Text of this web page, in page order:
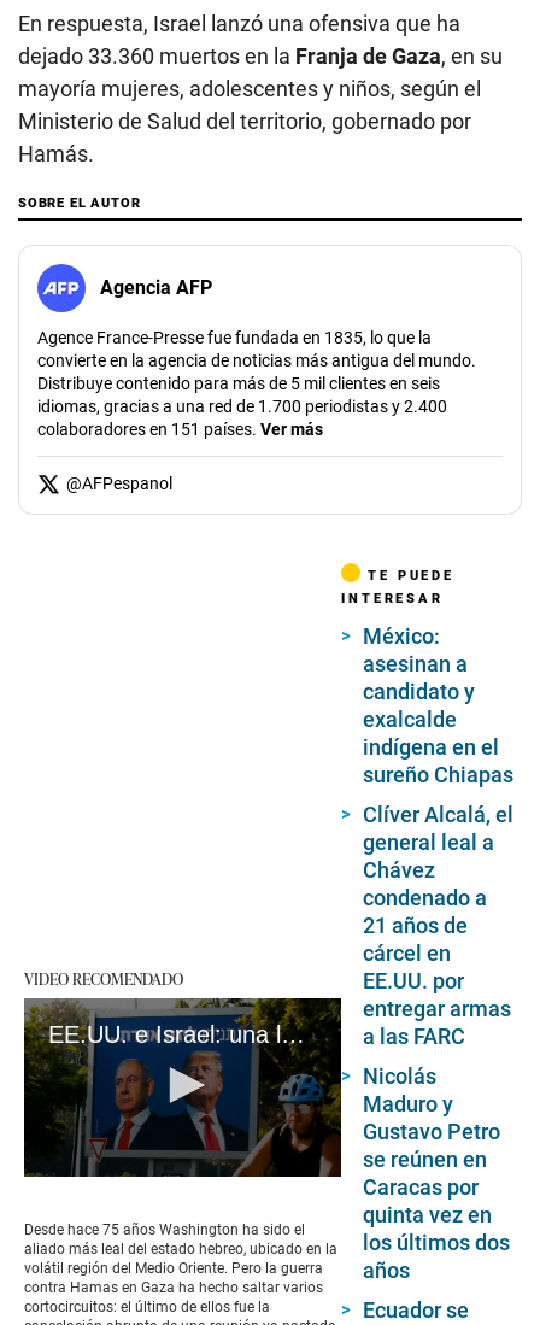
En respuesta, Israel lanzó una ofensiva que ha
dejado 33.360 muertos en la Franja de Gaza, en su
mayoría mujeres, adolescentes y niños, según el
Ministerio de Salud del territorio, gobernado por
Hamás.
SOBRE EL AUTOR
Agencia AFP
Agence France-Presse fue fundada en 1835, lo que la
convierte en la agencia de noticias más antigua del mundo.
Distribuye contenido para más de 5 mil clientes en seis
idiomas, gracias a una red de 1.700 periodistas y 2.400
colaboradores en 151 países. Ver más
@AFPespanol
VIDEO RECOMENDADO
EE.UU. e Israel: una larga relación en horas difíciles
of
3
minutes,
32
seconds
Desde hace 75 años Washington ha sido el
aliado más leal del estado hebreo, ubicado en la
volátil región del Medio Oriente. Pero la guerra
contra Hamas en Gaza ha hecho saltar varios
cortocircuitos: el último de ellos fue la
TE PUEDE
INTERESAR
México:
asesinan a
candidato y
exalcalde
indígena en el
sureño Chiapas
Clíver Alcalá, el
general leal a
Chávez
condenado a
21 años de
cárcel en
EE.UU. por
entregar armas
a las FARC
Nicolás
Maduro y
Gustavo Petro
se reúnen en
Caracas por
quinta vez en
los últimos dos
años
Ecuador se